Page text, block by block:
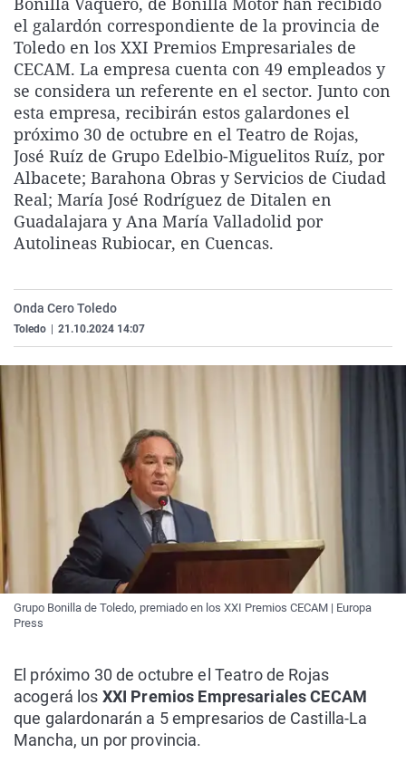
La rosa de los vientos
Gente viajera
Como el perro y el
Caso
Retornados
Equipo de
Operación Viuda
Extremadura
Galicia
La Rioja
Navarra
País Vasco
Virales
Televisión
Elecciones
el galardón correspondiente de la provincia de
Toledo en los XXI Premios Empresariales de
CECAM. La empresa cuenta con 49 empleados y
se considera un referente en el sector. Junto con
esta empresa, recibirán estos galardones el
próximo 30 de octubre en el Teatro de Rojas,
José Ruíz de Grupo Edelbio-Miguelitos Ruíz, por
Albacete; Barahona Obras y Servicios de Ciudad
Real; María José Rodríguez de Ditalen en
Guadalajara y Ana María Valladolid por
Autolineas Rubiocar, en Cuencas.
Onda Cero Toledo
Toledo 21.10.2024 14:07
Grupo Bonilla de Toledo, premiado en los XXI Premios CECAM | Europa
Press
El próximo 30 de octubre el Teatro de Rojas
acogerá los XXI Premios Empresariales CECAM
que galardonarán a 5 empresarios de Castilla-La
Mancha, un por provincia.